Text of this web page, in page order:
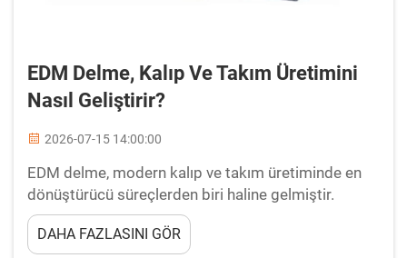
EDM Delme, Kalıp Ve Takım Üretimini
Nasıl Geliştirir?
2026-07-15 14:00:00
EDM delme, modern kalıp ve takım üretiminde en
dönüştürücü süreçlerden biri haline gelmiştir.
Malzemenin aşınmasını son derece yüksek
hassasiyetle kontrol edilen elektriksel deşarjlar
DAHA FAZLASINI GÖR